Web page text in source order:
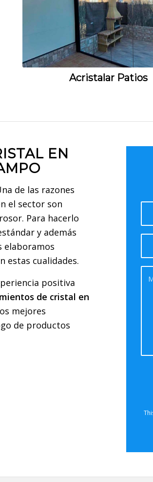
Acristalar Patios
EN
de las razones
el sector son
Para hacerlo
y además
elaboramos
estas cualidades.
positiva
de cristal en
mejores
de productos